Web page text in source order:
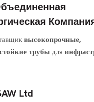
высокопрочные,
трубы для
Ltd